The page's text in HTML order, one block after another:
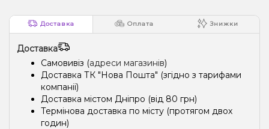
Доставка Оплата Знижки
Доставка
Самовивіз (адреси магазинів)
Доставка ТК "Нова Пошта" (згідно з тарифами
компанії)
Доставка містом Дніпро (від 80 грн)
Термінова доставка по місту (протягом двох
годин)